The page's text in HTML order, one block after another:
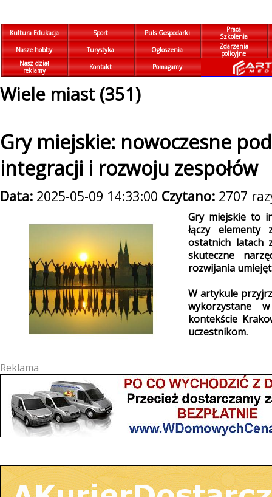
Kultura Edukacja Sport Puls Gospodarki
Praca
Szkolenia
Nasze hobby
Turystyka Ogłoszenia
Zdarzenia
policyjne
Nasz dział
reklamy
Kontakt Pomagamy
Wiele miast (351)
Gry miejskie: nowoczesne
integracji i rozwoju zespołów
Data: 2025-05-09 14:33:00 Czytano: 2707
Gry miejskie to
łączy
ostatnich latach
skuteczne
rozwijania
W artykule
wykorzystane
kontekście
uczestnikom.
Reklama